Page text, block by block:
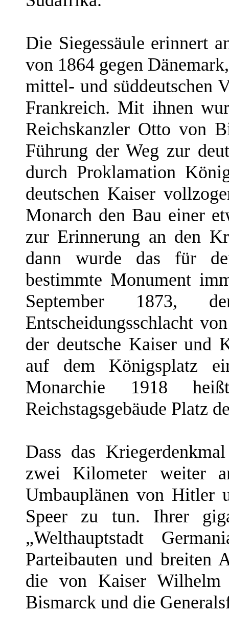
Die Siegessäule erinnert
von 1864 gegen
mittel- und süddeutschen
Frankreich. Mit ihnen
Reichskanzler Otto von
Führung der Weg zur
durch Proklamation
deutschen Kaiser
Monarch den Bau einer
zur Erinnerung an den
dann wurde das für
bestimmte Monument
September 1873,
Entscheidungsschlacht
der deutsche Kaiser und
auf dem Königsplatz
Monarchie 1918
Reichstagsgebäude Platz
Dass das
zwei Kilometer weiter
Umbauplänen von Hitler
Speer zu tun. Ihrer
„Welthauptstadt
Parteibauten und breiten
die von Kaiser Wilhelm
Bismarck und die